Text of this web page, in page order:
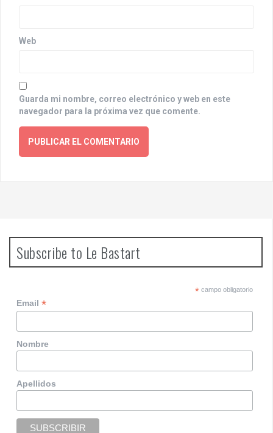
Web
Guarda mi nombre, correo electrónico y web en este
navegador para la próxima vez que comente.
Subscribe to Le Bastart
*campo obligatorio
Email*
Nombre
Apellidos